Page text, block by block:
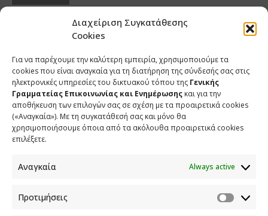
Διαχείριση Συγκατάθεσης
Cookies
Για να παρέχουμε την καλύτερη εμπειρία, χρησιμοποιούμε τα
cookies που είναι αναγκαία για τη διατήρηση της σύνδεσής σας στις
ηλεκτρονικές υπηρεσίες του δικτυακού τόπου της Γενικής
Γραμματείας Επικοινωνίας και Ενημέρωσης και για την
αποθήκευση των επιλογών σας σε σχέση με τα προαιρετικά cookies
(«Αναγκαία»). Με τη συγκατάθεσή σας και μόνο θα
χρησιμοποιήσουμε όποια από τα ακόλουθα προαιρετικά cookies
επιλέξετε.
Αναγκαία Always active
Προτιμήσεις
ΕΠΙΚΟΙΝΩΝΙΑ